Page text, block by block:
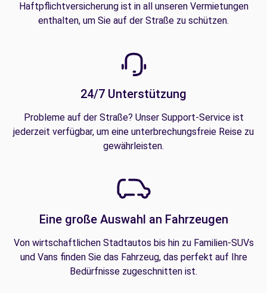
Haftpflichtversicherung ist in all unseren Vermietungen
enthalten, um Sie auf der Straße zu schützen.
24/7 Unterstützung
Probleme auf der Straße? Unser Support-Service ist
jederzeit verfügbar, um eine unterbrechungsfreie Reise zu
gewährleisten.
Eine große Auswahl an Fahrzeugen
Von wirtschaftlichen Stadtautos bis hin zu Familien-SUVs
und Vans finden Sie das Fahrzeug, das perfekt auf Ihre
Bedürfnisse zugeschnitten ist.